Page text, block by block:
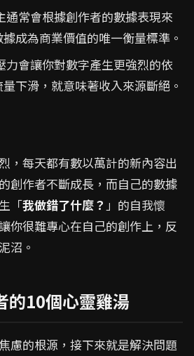
通常會根據創作者的數據表現來
成為商業價值的唯一衡量標準。
力會讓你對數字產生更強烈的依
下滑，就意味著收入來源斷絕。
，每天都有數以萬計的新內容出
創作者不斷成長，而自己的數據
「我做錯了什麼？ 」的自我懷
你很難專心在自己的創作上，反
沼。
的10個心靈雞湯
慮的根源，接下來就是解決問題